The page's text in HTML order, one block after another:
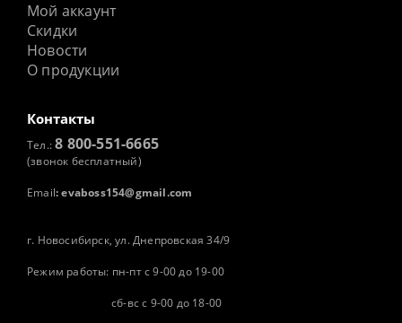
Мой аккаунт
Скидки
Новости
О продукции
Контакты
Тел.:8 800-551-6665
(звонок бесплатный)
Email: evaboss154@gmail.com
г. Новосибирск, ул. Днепровская 34/9
Режим работы: пн-пт с 9-00 до 19-00
сб-вс с 9-00 до 18-00